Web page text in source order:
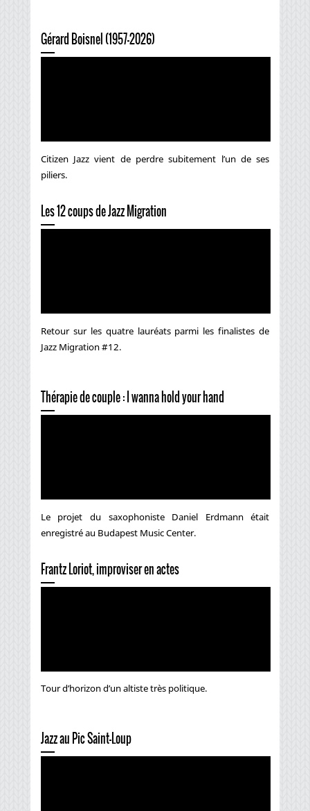
Gérard Boisnel (1957-2026)
Citizen Jazz vient de perdre subitement l’un de ses
piliers.
Les 12 coups de Jazz Migration
Retour sur les quatre lauréats parmi les finalistes de
Jazz Migration #12.
Thérapie de couple : I wanna hold your hand
Le projet du saxophoniste Daniel Erdmann était
enregistré au Budapest Music Center.
Frantz Loriot, improviser en actes
Tour d’horizon d’un altiste très politique.
Jazz au Pic Saint-Loup